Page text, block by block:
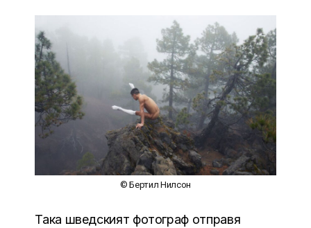
© Бертил Нилсон
Така шведският фотограф отправя